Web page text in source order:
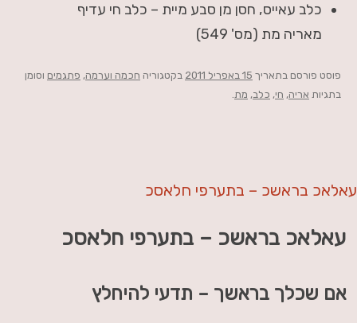
כלב עאייס, חסן מן סבע מיית – כלב חי עדיף
מאריה מת (מס' 549)
פוסט פורסם בתאריך 15 באפריל 2011 בקטגוריה חכמה וערמה, פתגמים וסומן
בתגיות אריה, חי, כלב, מת.
עאלאכ בראשכ – בתערפי חלאסכ
עאלאכ בראשכ – בתערפי חלאסכ
אם שכלך בראשך – תדעי להיחלץ